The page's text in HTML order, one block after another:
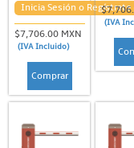
Inicia Sesión o Regístrate
$7,706.00 MXN
(IVA Incluido)
Comprar
(IVA